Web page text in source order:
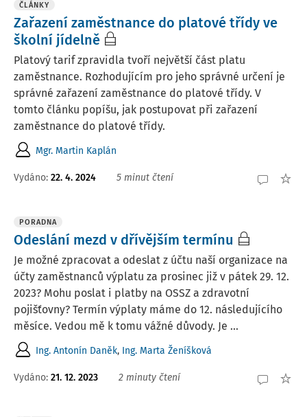
ČLÁNKY
Zařazení zaměstnance do platové třídy ve
školní jídelně
Platový tarif zpravidla tvoří největší část platu
zaměstnance. Rozhodujícím pro jeho správné určení je
správné zařazení zaměstnance do platové třídy. V
tomto článku popíšu, jak postupovat při zařazení
zaměstnance do platové třídy.
Mgr. Martin Kaplán
Vydáno: 22. 4. 2024 5 minut čtení
PORADNA
Odeslání mezd v dřívějším termínu
Je možné zpracovat a odeslat z účtu naší organizace na
účty zaměstnanců výplatu za prosinec již v pátek 29. 12.
2023? Mohu poslat i platby na OSSZ a zdravotní
pojišťovny? Termín výplaty máme do 12. následujícího
měsíce. Vedou mě k tomu vážné důvody. Je ...
Ing. Antonín Daněk, Ing. Marta Ženíšková
Vydáno: 21. 12. 2023 2 minuty čtení